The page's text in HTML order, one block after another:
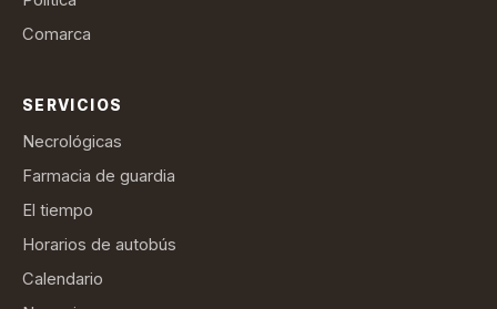
Comarca
SERVICIOS
Necrológicas
Farmacia de guardia
El tiempo
Horarios de autobús
Calendario